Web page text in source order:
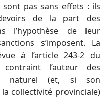
pas sans effets : ils
de la part des
l’hypothèse de leur
s’imposent. La
à l’article 243-2 du
l’auteur des
naturel (et, si son
collectivité provinciale)